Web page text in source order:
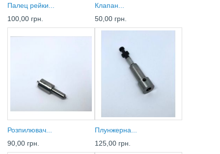
Палец рейки...
100,00 грн.
Клапан...
50,00 грн.
Розпилювач...
90,00 грн.
Плунжерна...
125,00 грн.